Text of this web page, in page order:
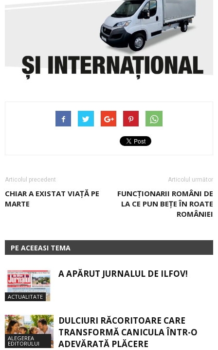
Articolul precedent
CHIAR A EXISTAT VIAȚĂ PE
MARTE
Articolul următor
FUNCȚIONARII ROMÂNI DE
LA CE PUN BEȚE ÎN ROATE
ROMÂNIEI
PE ACEEASI TEMA
ACTUALITATE
A APĂRUT JURNALUL DE ILFOV!
ALEGEREA
EDITORULUI
DULCIURI RĂCORITOARE CARE
TRANSFORMĂ CANICULA ÎNTR-O
ADEVĂRATĂ PLĂCERE